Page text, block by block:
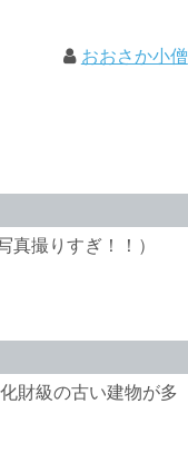
おおさか小僧
真撮りすぎ！！）
財級の古い建物が多